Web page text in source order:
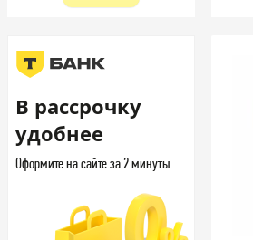
В рассрочку
удобнее
Оформите на сайте за 2 минуты